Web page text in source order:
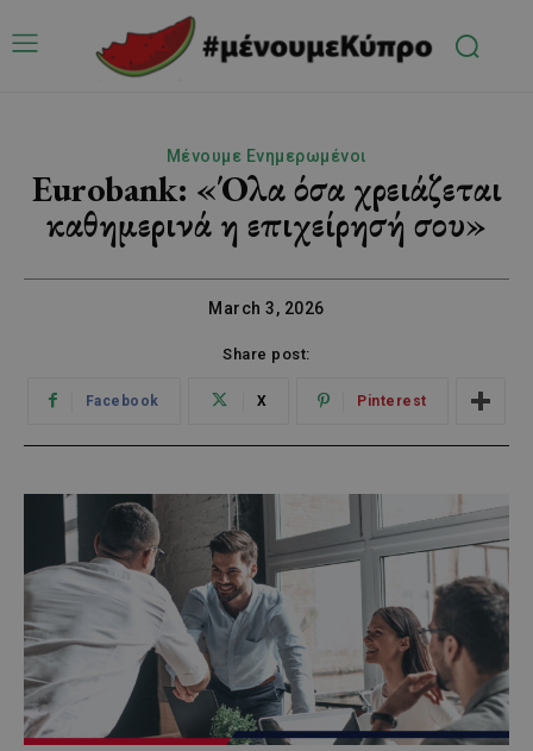
Μένουμε Ενημερωμένοι
Eurobank: «Όλα όσα χρειάζεται
καθημερινά η επιχείρησή σου»
March 3, 2026
Share post:
Facebook X Pinterest